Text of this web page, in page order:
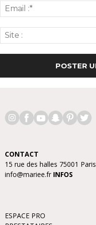
CONTACT
15 rue des halles 75001 Paris
info@mariee.fr INFOS
ESPACE PRO